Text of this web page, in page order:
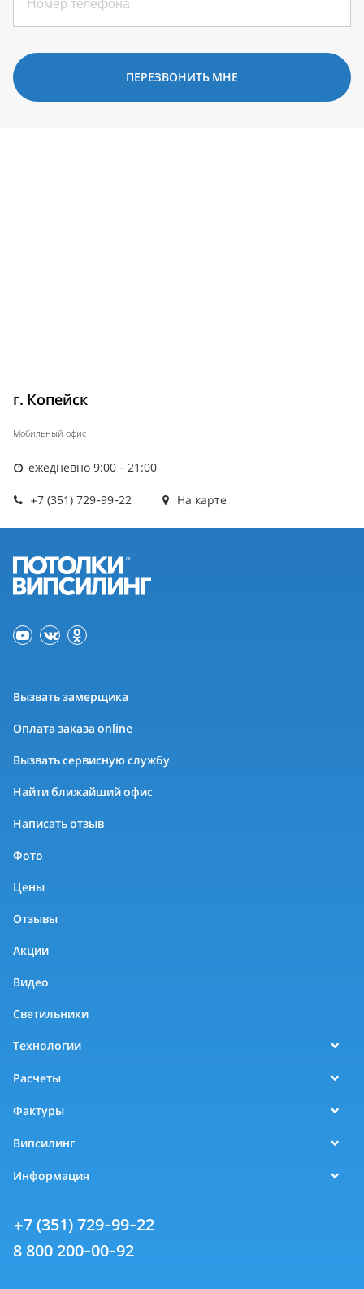
ПЕРЕЗВОНИТЬ МНЕ
г. Копейск
Мобильный офис
ежедневно 9:00 - 21:00
+7 (351) 729-99-22 На карте
Вызвать замерщика
Оплата заказа online
Вызвать сервисную службу
Найти ближайший офис
Написать отзыв
Фото
Цены
Отзывы
Акции
Видео
Светильники
Технологии
Расчеты
Фактуры
Випсилинг
Информация
+7 (351) 729-99-22
8 800 200-00-92